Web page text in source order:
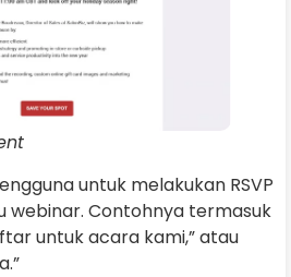
untuk melakukan RSVP
webinar. Contohnya termasuk
untuk acara kami,” atau